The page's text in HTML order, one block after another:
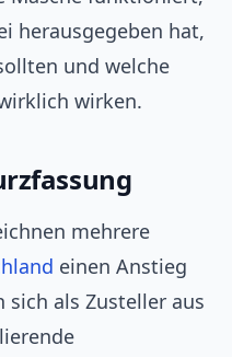
herausgegeben hat,
und welche
wirken.
mehrere
einen Anstieg
sich als Zusteller aus